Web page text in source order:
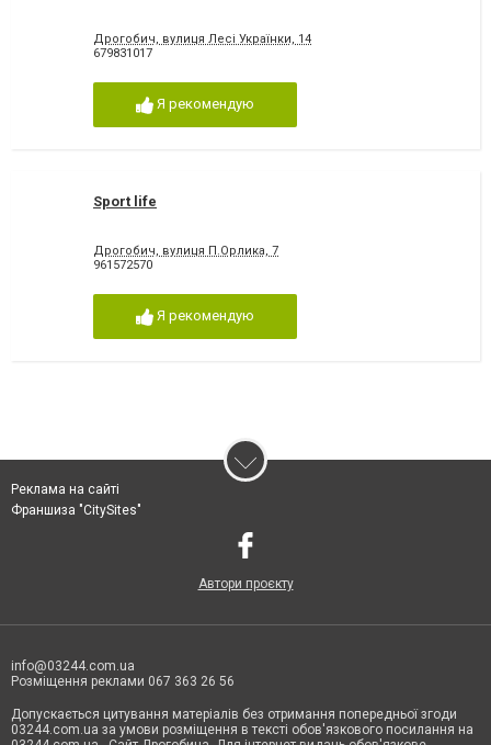
Дрогобич, вулиця Лесі Українки, 14
679831017
Я рекомендую
Sport life
Дрогобич, вулиця П.Орлика, 7
961572570
Я рекомендую
Реклама на сайті
Франшиза "CitySites"
Автори проєкту
info@03244.com.ua
Розміщення реклами 067 363 26 56
Допускається цитування матеріалів без отримання попередньої згоди
03244.com.ua за умови розміщення в тексті обов'язкового посилання на